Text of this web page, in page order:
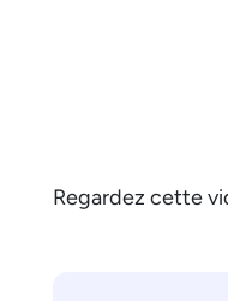
Regardez cette